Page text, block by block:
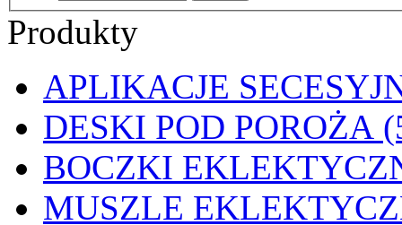
Produkty
APLIKACJE
DESKI POD POROŻA
BOCZKI
MUSZLE